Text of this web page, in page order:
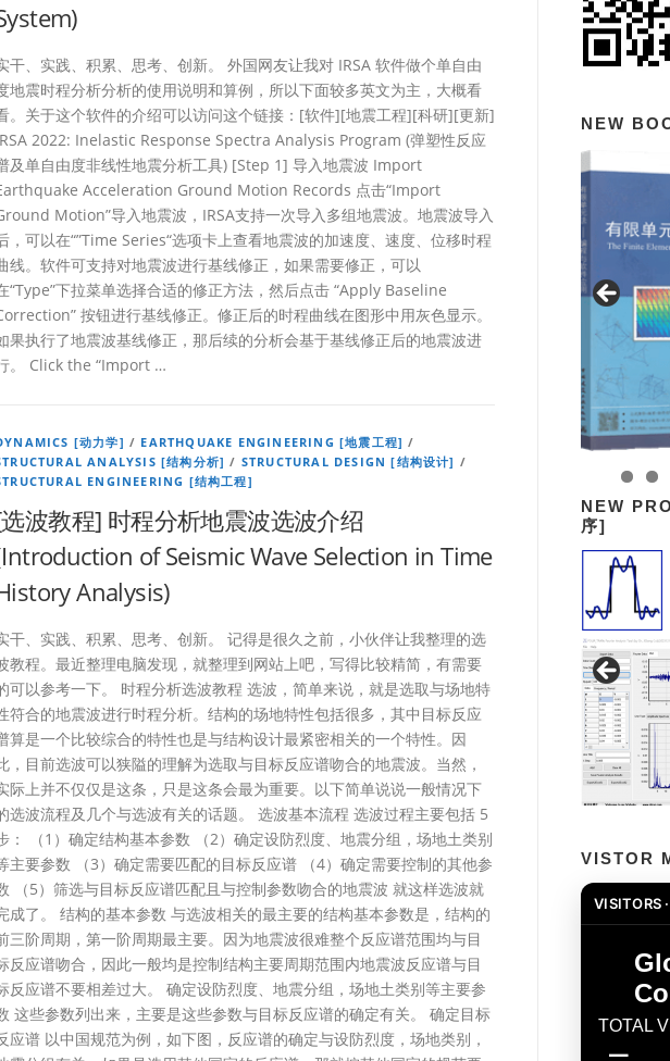
干、实践、积累、思考、创新。 外国网友让我对 IRSA 软件做个单自由
地震时程分析分析的使用说明和算例，所以下面较多英文为主，大概看
。关于这个软件的介绍可以访问这个链接：[软件][地震工程][科研][更新]
2022: Inelastic Response Spectra Analysis Program (弹塑性反应
及单自由度非线性地震分析工具) [Step 1] 导入地震波 Import
Acceleration Ground Motion Records 点击“Import
Motion”导入地震波，IRSA支持一次导入多组地震波。地震波导入
，可以在“”Time Series“选项卡上查看地震波的加速度、速度、位移时程
线。软件可支持对地震波进行基线修正，如果需要修正，可以
“Type”下拉菜单选择合适的修正方法，然后点击 “Apply Baseline
按钮进行基线修正。修正后的时程曲线在图形中用灰色显示。
果执行了地震波基线修正，那后续的分析会基于基线修正后的地震波进
。 Click the “Import …
[动力学] / EARTHQUAKE ENGINEERING [地震工程] /
ANALYSIS [结构分析] / STRUCTURAL DESIGN [结构设计] /
ENGINEERING [结构工程]
波教程] 时程分析地震波选波介绍
of Seismic Wave Selection in Time
Analysis)
干、实践、积累、思考、创新。 记得是很久之前，小伙伴让我整理的选
教程。最近整理电脑发现，就整理到网站上吧，写得比较精简，有需要
可以参考一下。 时程分析选波教程 选波，简单来说，就是选取与场地特
符合的地震波进行时程分析。结构的场地特性包括很多，其中目标反应
算是一个比较综合的特性也是与结构设计最紧密相关的一个特性。因
，目前选波可以狭隘的理解为选取与目标反应谱吻合的地震波。当然，
际上并不仅仅是这条，只是这条会最为重要。以下简单说说一般情况下
选波流程及几个与选波有关的话题。 选波基本流程 选波过程主要包括 5
： （1）确定结构基本参数 （2）确定设防烈度、地震分组，场地土类别
主要参数 （3）确定需要匹配的目标反应谱 （4）确定需要控制的其他参
（5）筛选与目标反应谱匹配且与控制参数吻合的地震波 就这样选波就
成了。 结构的基本参数 与选波相关的最主要的结构基本参数是，结构的
三阶周期，第一阶周期最主要。因为地震波很难整个反应谱范围均与目
反应谱吻合，因此一般均是控制结构主要周期范围内地震波反应谱与目
反应谱不要相差过大。 确定设防烈度、地震分组，场地土类别等主要参
这些参数列出来，主要是这些参数与目标反应谱的确定有关。 确定目标
应谱 以中国规范为例，如下图，反应谱的确定与设防烈度，场地类别，
NEW
NEW
序]
VISTOR
VISITORS